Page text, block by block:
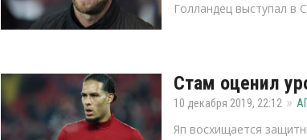
Голландец выступал в
Стам оценил
10 декабря 2019, 22:12
Яп восхищается